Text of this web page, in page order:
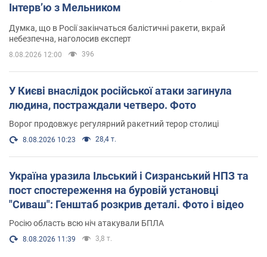
Інтерв’ю з Мельником
Думка, що в Росії закінчаться балістичні ракети, вкрай
небезпечна, наголосив експерт
8.08.2026 12:00 396
У Києві внаслідок російської атаки загинула
людина, постраждали четверо. Фото
Ворог продовжує регулярний ракетний терор столиці
8.08.2026 10:23 28,4 т.
Україна уразила Ільський і Сизранський НПЗ та
пост спостереження на буровій установці
"Сиваш": Генштаб розкрив деталі. Фото і відео
Росію область всю ніч атакували БПЛА
8.08.2026 11:39 3,8 т.